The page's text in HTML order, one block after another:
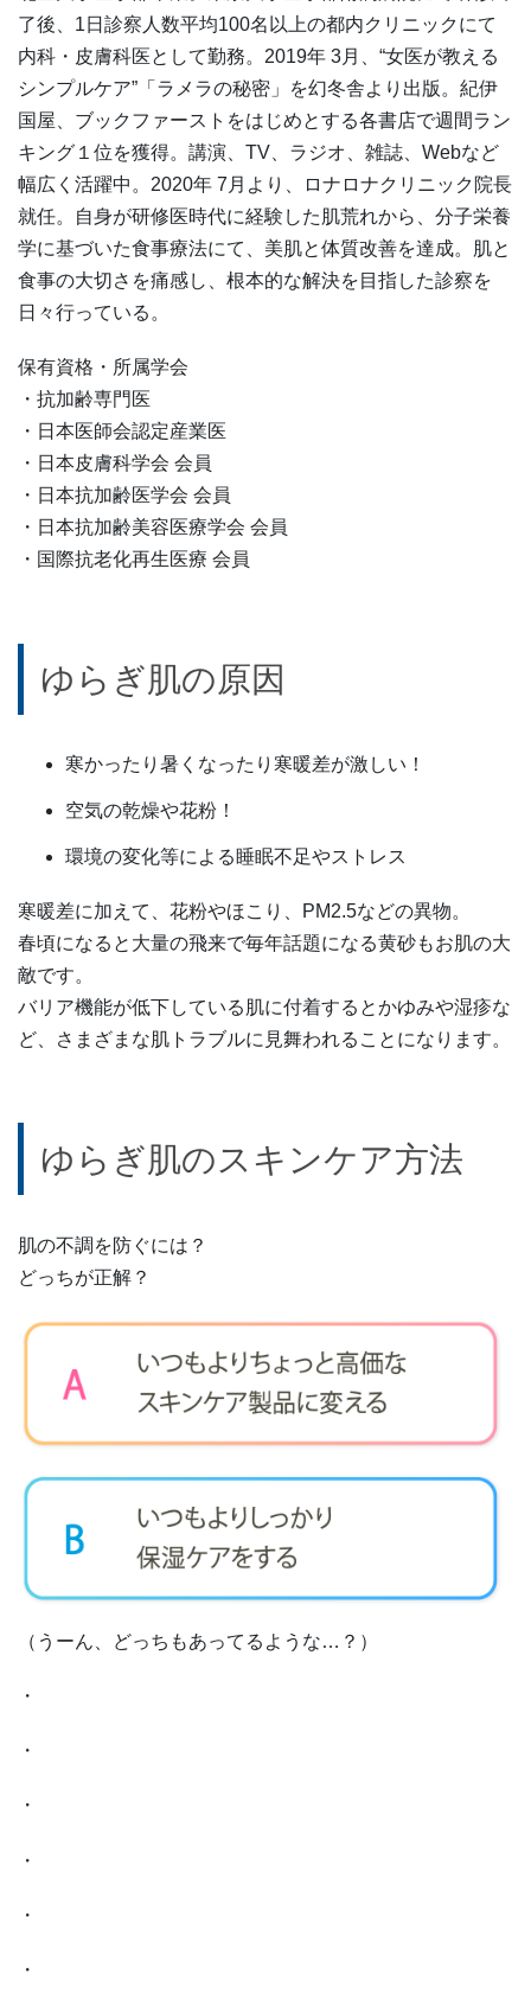
了後、1日診察人数平均100名以上の都内クリニックにて
内科・皮膚科医として勤務。2019年 3月、“女医が教える
シンプルケア”「ラメラの秘密」を幻冬舎より出版。紀伊
国屋、ブックファーストをはじめとする各書店で週間ラン
キング１位を獲得。講演、TV、ラジオ、雑誌、Webなど
幅広く活躍中。2020年 7月より、ロナロナクリニック院長
就任。自身が研修医時代に経験した肌荒れから、分子栄養
学に基づいた食事療法にて、美肌と体質改善を達成。肌と
食事の大切さを痛感し、根本的な解決を目指した診察を
日々行っている。
保有資格・所属学会
・抗加齢専門医
・日本医師会認定産業医
・日本皮膚科学会 会員
・日本抗加齢医学会 会員
・日本抗加齢美容医療学会 会員
・国際抗老化再生医療 会員
ゆらぎ肌の原因
寒かったり暑くなったり寒暖差が激しい！
空気の乾燥や花粉！
環境の変化等による睡眠不足やストレス
寒暖差に加えて、花粉やほこり、PM2.5などの異物。
春頃になると大量の飛来で毎年話題になる黄砂もお肌の大
敵です。
バリア機能が低下している肌に付着するとかゆみや湿疹な
ど、さまざまな肌トラブルに見舞われることになります。
ゆらぎ肌のスキンケア方法
肌の不調を防ぐには？
どっちが正解？
（うーん、どっちもあってるような…？）
・
・
・
・
・
・